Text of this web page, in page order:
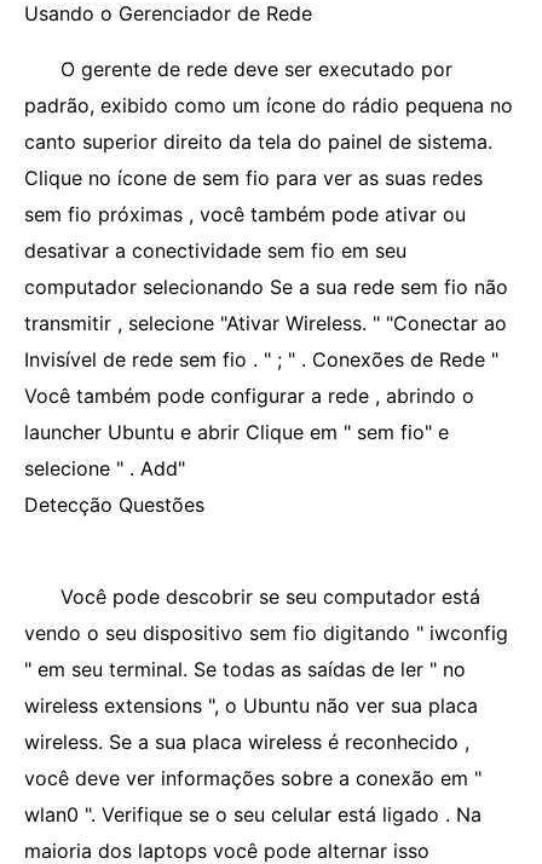
Usando o Gerenciador de Rede
O gerente de rede deve ser executado por
padrão, exibido como um ícone do rádio pequena no
canto superior direito da tela do painel de sistema.
Clique no ícone de sem fio para ver as suas redes
sem fio próximas , você também pode ativar ou
desativar a conectividade sem fio em seu
computador selecionando Se a sua rede sem fio não
transmitir , selecione "Ativar Wireless. " "Conectar ao
Invisível de rede sem fio . " ; " . Conexões de Rede "
Você também pode configurar a rede , abrindo o
launcher Ubuntu e abrir Clique em " sem fio" e
selecione " . Add"
Detecção Questões
Você pode descobrir se seu computador está
vendo o seu dispositivo sem fio digitando " iwconfig
" em seu terminal. Se todas as saídas de ler " no
wireless extensions ", o Ubuntu não ver sua placa
wireless. Se a sua placa wireless é reconhecido ,
você deve ver informações sobre a conexão em "
wlan0 ". Verifique se o seu celular está ligado . Na
maioria dos laptops você pode alternar isso